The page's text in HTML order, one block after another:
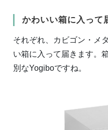
かわいい箱に入って
それぞれ、カビゴン・メ
い箱に入って届きます。
別なYogiboですね。